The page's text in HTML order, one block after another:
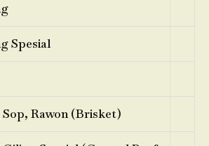
Spesial
Rawon (Brisket)